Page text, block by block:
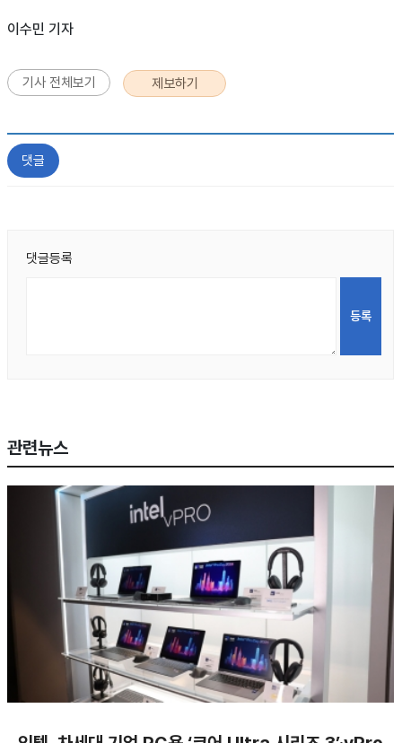
이수민 기자
기사 전체보기 제보하기
댓글
댓글등록
관련뉴스